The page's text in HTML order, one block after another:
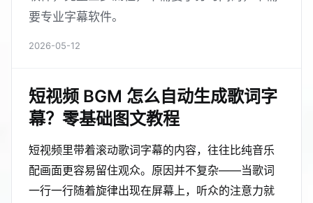
要专业字幕软件。
2026-05-12
短视频 BGM 怎么自动生成歌词字
幕？零基础图文教程
短视频里带着滚动歌词字幕的内容，往往比纯音乐
配画面更容易留住观众。原因并不复杂——当歌词
一行一行随着旋律出现在屏幕上，听众的注意力就